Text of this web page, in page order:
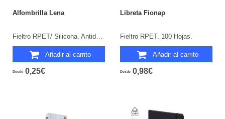
Alfombrilla Lena
Fieltro RPET/ Silicona. Antideslizante.
Añadir al carrito
Desde 0,25€
Libreta Fionap
Fieltro RPET. 100 Hojas.
Añadir al carrito
Desde 0,98€